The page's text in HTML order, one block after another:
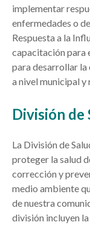
implementar
enfermedades o
Respuesta a la
capacitación para
para desarrollar la
a nivel municipal y
División de
La División de
proteger la salud
corrección y
medio ambiente
de nuestra
división incluyen